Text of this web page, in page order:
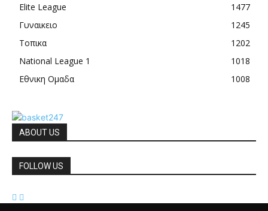
Elite League
1477
Γυναικειο
1245
Τοπικα
1202
National League 1
1018
Εθνικη Ομαδα
1008
ABOUT US
FOLLOW US